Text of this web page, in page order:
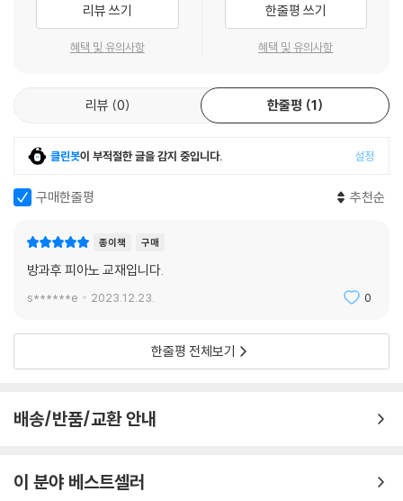
리뷰 쓰기
혜택 및 유의사항
한줄평 쓰기
혜택 및 유의사항
리뷰 0 한줄평 1
클린봇이 부적절한 글을 감지 중입니다. 설정
구매한줄평 추천순
종이책 구매
방과후 피아노 교재입니다.
s******e 2023.12.23. 0
한줄평 전체보기
배송/반품/교환 안내
이 분야 베스트셀러